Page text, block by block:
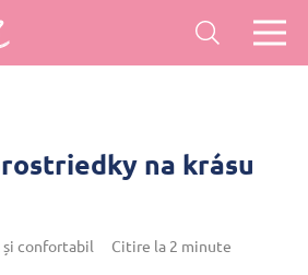
na krásu
și confortabil Citire la 2 minute